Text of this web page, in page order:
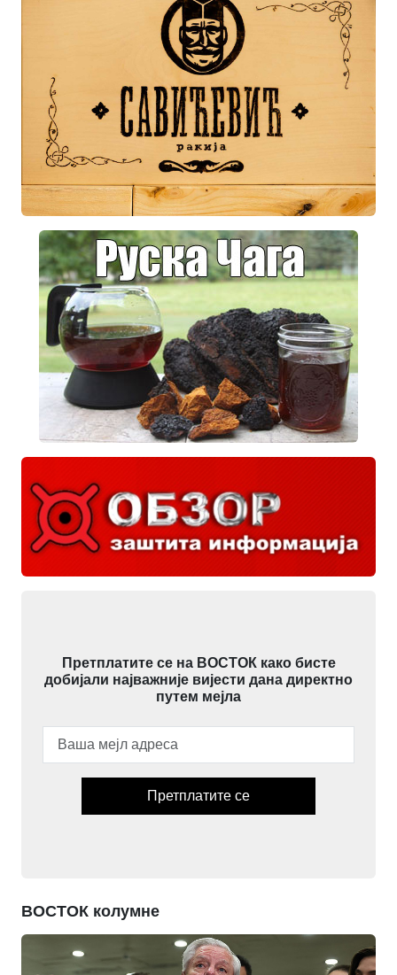
Претплатите се на ВОСТОК како бисте
добијали најважније вијести дана директно
путем мејла
Претплатите се
ВОСТОК колумне